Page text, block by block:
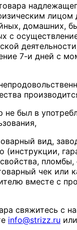
лицом
домашних,
с
7-и дней с
не был в
вид,
(инструкции,
чек или
вместе с
свяжитесь с
info@strizz.ru